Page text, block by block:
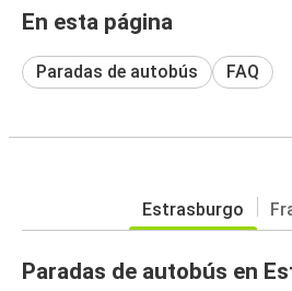
En esta página
Paradas de autobús FAQ
Estrasburgo
Paradas de autobús en